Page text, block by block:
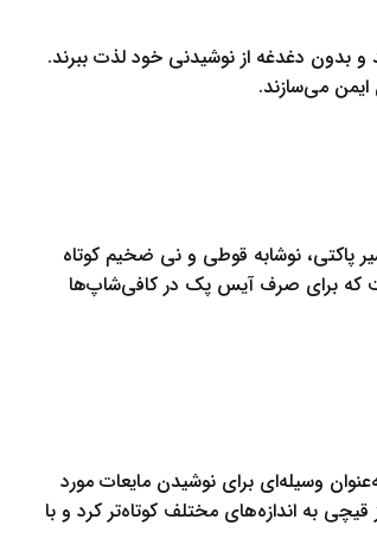
و بدون دغدغه از نوشیدنی خود لذت ببرند.
می‌سازند.
پاکتی، نوشابه قوطی و نی ضخیم کوتاه
که برای صرف آیس پک در کافی‌شاپ‌ها
وسیله‌ای برای نوشیدن مایعات مورد
به اندازه‌های مختلف کوتاه‌تر کرد و با